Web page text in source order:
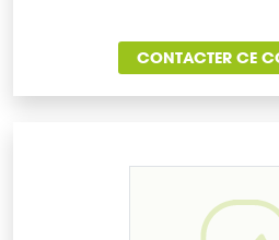
CONTACTER CE